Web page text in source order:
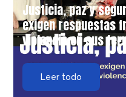
Justicia, paz y
exigen respuestas
violencia en sus
Leer todo